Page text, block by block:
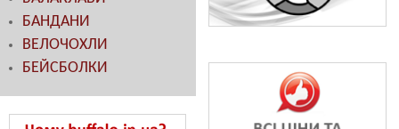
БАНДАНИ
ВЕЛОЧОХЛИ
БЕЙСБОЛКИ